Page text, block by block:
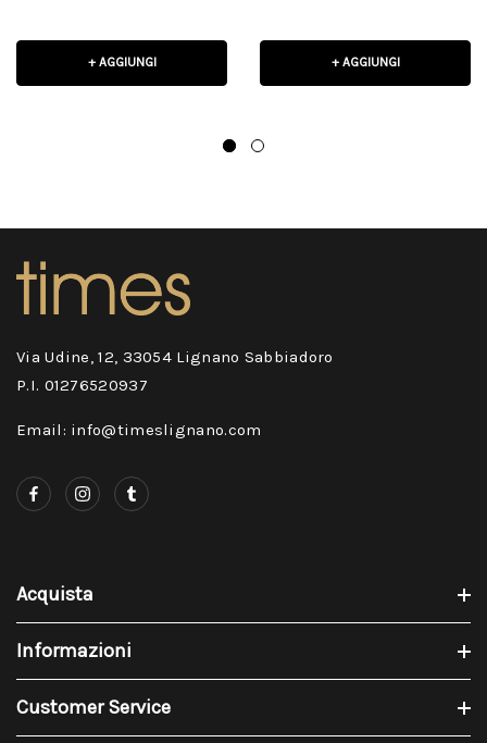
+ AGGIUNGI + AGGIUNGI
Via Udine, 12, 33054 Lignano Sabbiadoro
P.I. 01276520937
Email: info@timeslignano.com
Acquista
Informazioni
Customer Service